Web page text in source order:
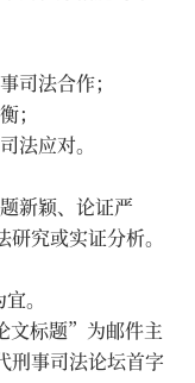
司法合作；
；
法应对。
新颖、论证严
究或实证分析。
。
文标题”为邮件主
事司法论坛首字